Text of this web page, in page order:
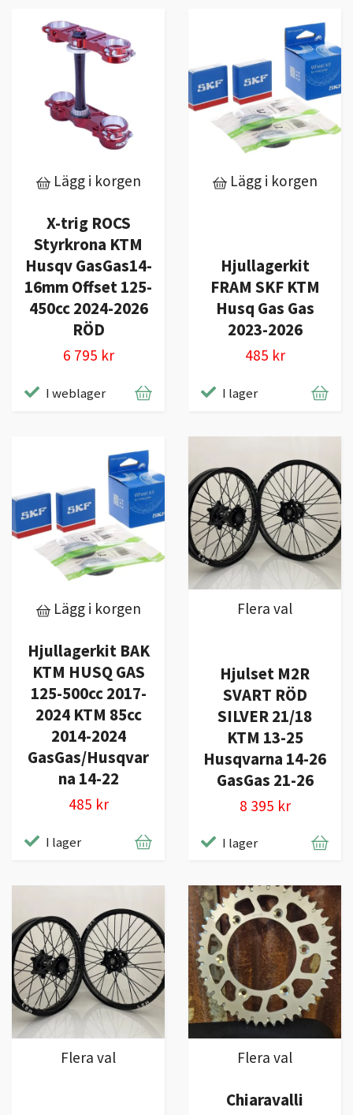
Lägg i korgen
X-trig ROCS
Styrkrona KTM
Husqv GasGas14-
16mm Offset 125-
450cc 2024-2026
RÖD
6 795 kr
I weblager
Lägg i korgen
Hjullagerkit
FRAM SKF KTM
Husq Gas Gas
2023-2026
485 kr
I lager
Lägg i korgen
Hjullagerkit BAK
KTM HUSQ GAS
125-500cc 2017-
2024 KTM 85cc
2014-2024
GasGas/Husqvar
na 14-22
485 kr
I lager
Flera val
Hjulset M2R
SVART RÖD
SILVER 21/18
KTM 13-25
Husqvarna 14-26
GasGas 21-26
8 395 kr
I lager
Flera val Flera val
Chiaravalli